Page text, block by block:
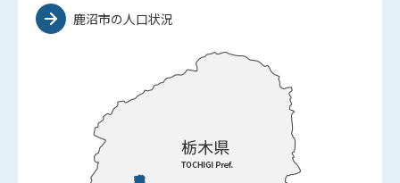
鹿沼市の人口状況